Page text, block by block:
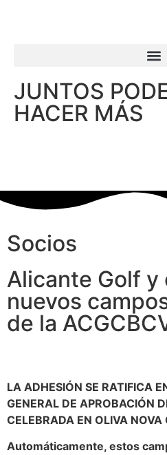
JUNTOS
HACER MÁS
Socios
Alicante Golf y
nuevos
de la
LA ADHESIÓN SE RATIFICA
GENERAL DE APROBACIÓN
CELEBRADA EN OLIVA NOVA
Automáticamente, estos